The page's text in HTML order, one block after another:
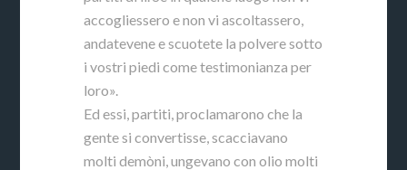
accogliessero e non vi ascoltassero,
andatevene e scuotete la polvere sotto
i vostri piedi come testimonianza per
loro».
Ed essi, partiti, proclamarono che la
gente si convertisse, scacciavano
molti demòni, ungevano con olio molti